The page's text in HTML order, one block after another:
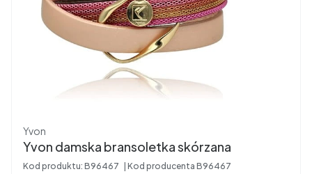
Producent
Yvon
Yvon damska bransoletka skórzana
Kod produktu: B96467 Kod producenta B96467